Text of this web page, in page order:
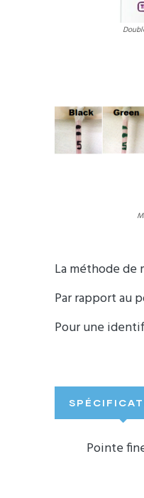
La méthode de
Par rapport au
Pour une
Pointe